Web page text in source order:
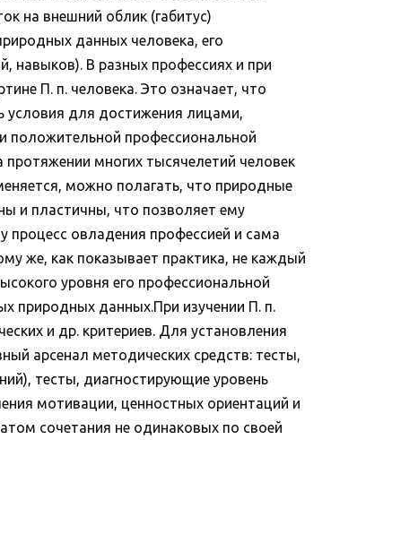
на внешний облик (габитус)
данных человека, его
навыков). В разных профессиях и при
П. п. человека. Это означает, что
условия для достижения лицами,
положительной профессиональной
многих тысячелетий человек
можно полагать, что природные
и пластичны, что позволяет ему
процесс овладения профессией и сама
же, как показывает практика, не каждый
уровня его профессиональной
природных данных.При изучении П. п.
и др. критериев. Для установления
арсенал методических средств: тесты,
тесты, диагностирующие уровень
мотивации, ценностных ориентаций и
сочетания не одинаковых по своей